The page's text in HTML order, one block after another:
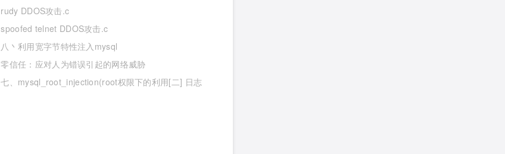
rudy DDOS攻击.c
spoofed telnet DDOS攻击.c
八丶利用宽字节特性注入mysql
零信任：应对人为错误引起的网络威胁
七、mysql_root_injection(root权限下的利用[二] 日志